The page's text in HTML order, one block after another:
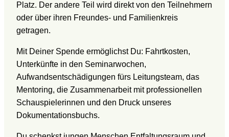
Platz. Der andere Teil wird direkt von den Teilnehmern
oder über ihren Freundes- und Familienkreis
getragen.
Mit Deiner Spende ermöglichst Du: Fahrtkosten,
Unterkünfte in den Seminarwochen,
Aufwandsentschädigungen fürs Leitungsteam, das
Mentoring, die Zusammenarbeit mit professionellen
Schauspielerinnen und den Druck unseres
Dokumentationsbuchs.